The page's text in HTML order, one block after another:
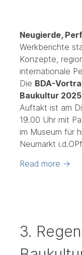
Neugierde,
Werkberichte
Konzepte,
internationale
Die BDA-
Baukultur
Auftakt ist am
19.00 Uhr mit
im Museum für
Neumarkt
Read more →
3.